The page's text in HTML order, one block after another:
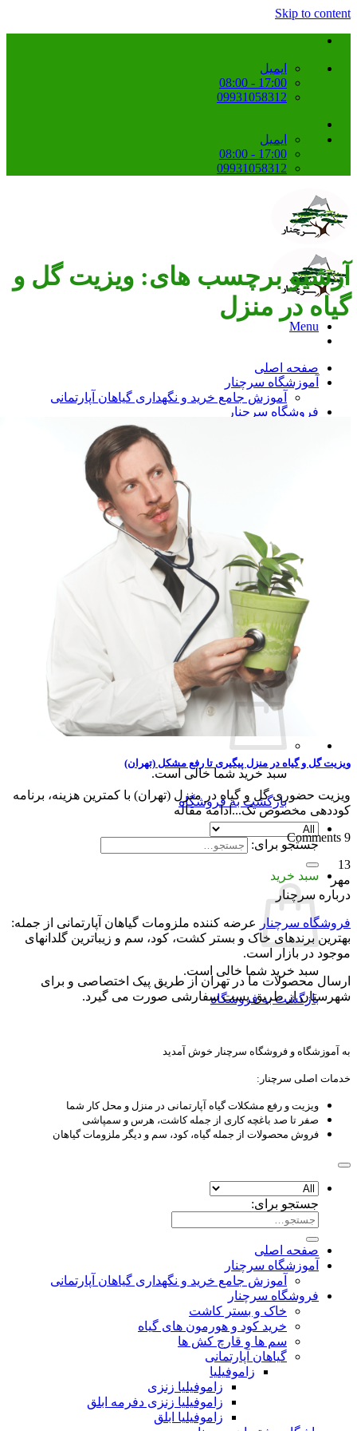
Skip to
ایمیل
17:00 - 08:00
09931058312
ایمیل
17:00 - 08:00
09931058312
Menu
صفحه اصلی
آموزشگاه سرچنار
آموزش جامع خرید و نگهداری گیاهان آپارتمانی
فروشگاه سرچنار
خرید کود و هورمون های گیاه
زاموفیلیا زنزی
زاموفیلیا زنزی دفرمه ابلق
زاموفیلیا ابلق
باشگاه مشتریان سرچنار
فرم پیگیری سفارش
درباره سرچنار
جستجو برای:
سبد خرید شما خالی است.
بازگشت به فروشگاه
جستجو برای:
سبد خرید
سبد خرید شما خالی است.
بازگشت به فروشگاه
برچسب های:ویزیت گل و
در منزل
گل و گیاه در منزل پیگیری تا رفع مشکل (تهران)
حضوری گل و گیاه در منزل (تهران) با کمترین هزینه، برنامه
مخصوص تک...ادامه مقاله
سرچنار
سرچنارعرضه کننده ملزومات گیاهان آپارتمانی از جمله:
برندهای خاک و بستر کشت، کود، سم و زیباترین گلدانهای
در بازار است.
محصولات ما در تهران از طریق پیک اختصاصی و برای
از طریق پست سفارشی صورت می گیرد.
آموزشگاه و فروشگاه سرچنار خوش آمدید
اصلی سرچنار:
ویزیت و رفع مشکلات گیاه آپارتمانی در منزل و محل کار شما
صفر تا صد باغچه کاری از جمله کاشت، هرس و سمپاشی
فروش محصولات از جمله گیاه، کود، سم و دیگر ملزومات گیاهان
جستجو برای:
صفحه اصلی
آموزشگاه سرچنار
آموزش جامع خرید و نگهداری گیاهان آپارتمانی
فروشگاه سرچنار
خاک و بستر کاشت
خرید کود و هورمون های گیاه
سم ها و قارچ کش ها
گیاهان آپارتمانی
زاموفیلیا
زاموفیلیا زنزی
زاموفیلیا زنزی دفرمه ابلق
زاموفیلیا ابلق